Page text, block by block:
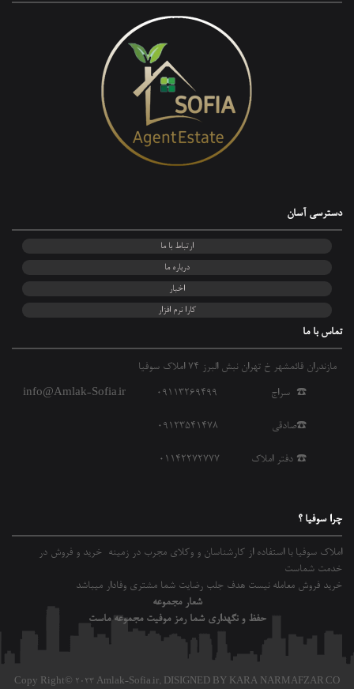
دسترسی آسان
ارتباط با ما
درباره ما
اخبار
کارا نرم افزار
تماس با ما
مازندران قائمشهر خ تهران نبش البرز 74 املاک سوفیا
☎️ سراج 09113269499
☎️صادقی 09123541478
☎️ دفتر املاک 01142272777
info@Amlak-Sofia.ir
چرا سوفیا ؟
املاک سوفیا با استفاده از کارشناسان و وکلای مجرب در زمینه خرید و فروش در
خدمت شماست
خرید فروش معامله نیست هدف جلب رضایت شما مشتری وفادار میباشد
شعار مجموعه
حفظ و نگهداری شما رمز موفیت مجموعه ماست
Copy Right© 2023 Amlak-Sofia.ir, DISIGNED BY KARA NARMAFZAR.CO